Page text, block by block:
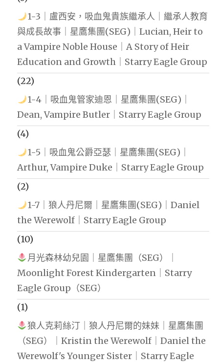
1-3｜盧西安，吸血鬼貴族繼承人｜繼承人教育
與成長故事｜星鷹集團(SEG)｜Lucian, Heir to
a Vampire Noble House｜A Story of Heir
Education and Growth｜Starry Eagle Group
(22)
1-4｜吸血鬼管家迪恩｜星鷹集團(SEG)｜
Dean, Vampire Butler｜Starry Eagle Group
(4)
1-5｜吸血鬼公爵亞瑟｜星鷹集團(SEG)｜
Arthur, Vampire Duke｜Starry Eagle Group
(2)
1-7｜狼人丹尼爾｜星鷹集團(SEG)｜Daniel
the Werewolf｜Starry Eagle Group
(10)
月光森林幼兒園｜星鷹集團（SEG）｜
Moonlight Forest Kindergarten｜Starry
Eagle Group（SEG）
(1)
狼人克莉絲汀｜狼人丹尼爾的妹妹｜星鷹集團
（SEG）｜Kristin the Werewolf｜Daniel the
Werewolf's Younger Sister｜Starry Eagle